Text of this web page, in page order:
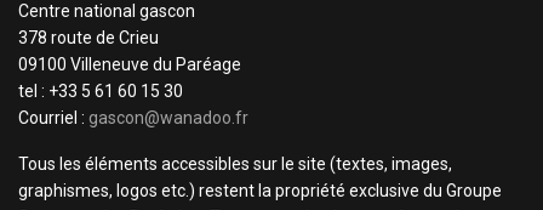
Centre national gascon
378 route de Crieu
09100 Villeneuve du Paréage
tel : +33 5 61 60 15 30
Courriel : gascon@wanadoo.fr
Tous les éléments accessibles sur le site (textes, images,
graphismes, logos etc.) restent la propriété exclusive du Groupe